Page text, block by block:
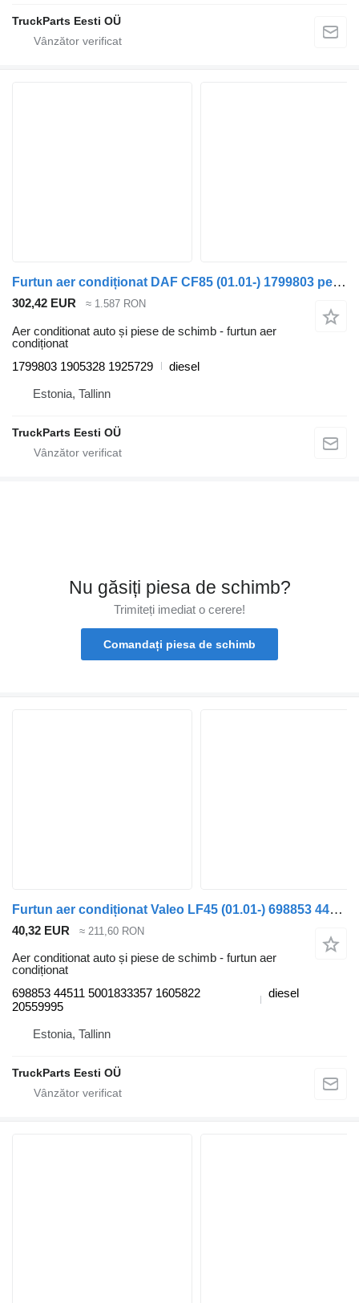
TruckParts Eesti OÜ
Furtun aer condiționat DAF CF85 (01.01-) 1799803 pentru cap tractor DAF LF45, LF55, LF180, CF65, CF75, CF85 (2001-)
302,42 EUR ≈ 1.587 RON
Aer conditionat auto și piese de schimb - furtun aer
condiționat
1799803 1905328 1925729
diesel
Estonia, Tallinn
TruckParts Eesti OÜ
Nu găsiți piesa de schimb?
Trimiteți imediat o cerere!
Comandați piesa de schimb
Furtun aer condiționat Valeo LF45 (01.01-) 698853 44511 pentru cap tractor DAF LF45, LF55, LF180, CF65, CF75, CF85 (2001-)
40,32 EUR ≈ 211,60 RON
Aer conditionat auto și piese de schimb - furtun aer
condiționat
698853 44511 5001833357 1605822
20559995
diesel
Estonia, Tallinn
TruckParts Eesti OÜ